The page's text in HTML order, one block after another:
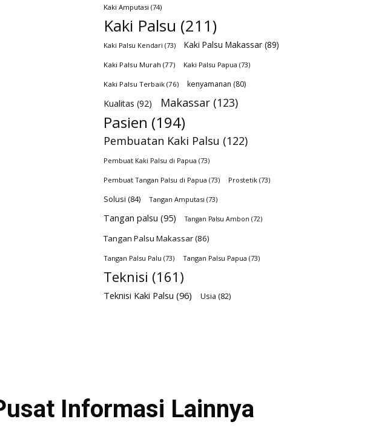
Kaki Amputasi (74)
Kaki Palsu (211)
Kaki Palsu Kendari (73) Kaki Palsu Makassar (89)
Kaki Palsu Murah (77) Kaki Palsu Papua (73)
Kaki Palsu Terbaik (76) kenyamanan (80)
Kualitas (92) Makassar (123)
Pasien (194)
Pembuatan Kaki Palsu (122)
Pembuat Kaki Palsu di Papua (73)
Pembuat Tangan Palsu di Papua (73) Prostetik (73)
Solusi (84) Tangan Amputasi (73)
Tangan palsu (95) Tangan Palsu Ambon (72)
Tangan Palsu Makassar(86)
Tangan Palsu Palu (73) Tangan Palsu Papua (73)
Teknisi (161)
Teknisi Kaki Palsu (96) Usia (82)
Informasi Lainnya